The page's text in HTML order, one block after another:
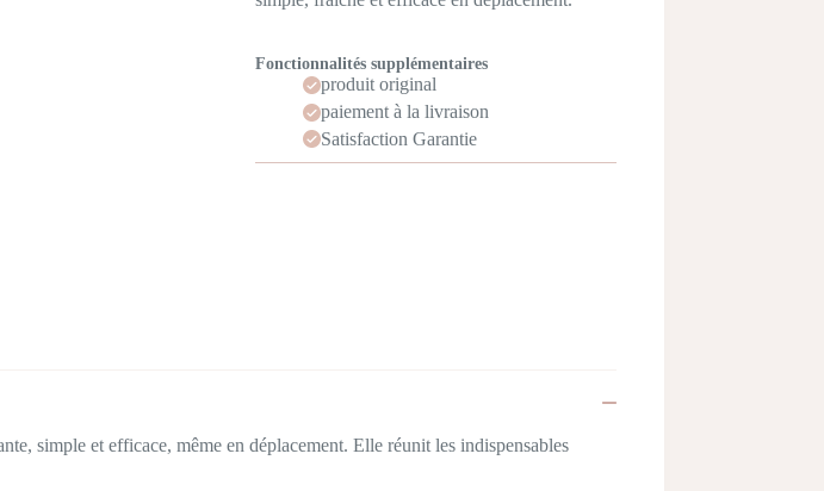
Fonctionnalités supplémentaires
produit original
paiement à la livraison
Satisfaction Garantie
simple et efficace, même en déplacement. Elle réunit les indispensables